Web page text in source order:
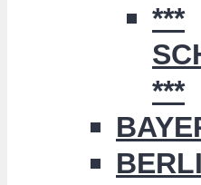
***
***